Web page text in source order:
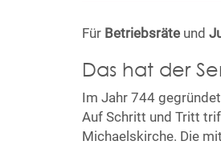
Für Betriebsräte und
Das hat der
Im Jahr 744
Auf Schritt und Tritt
Michaelskirche. Die